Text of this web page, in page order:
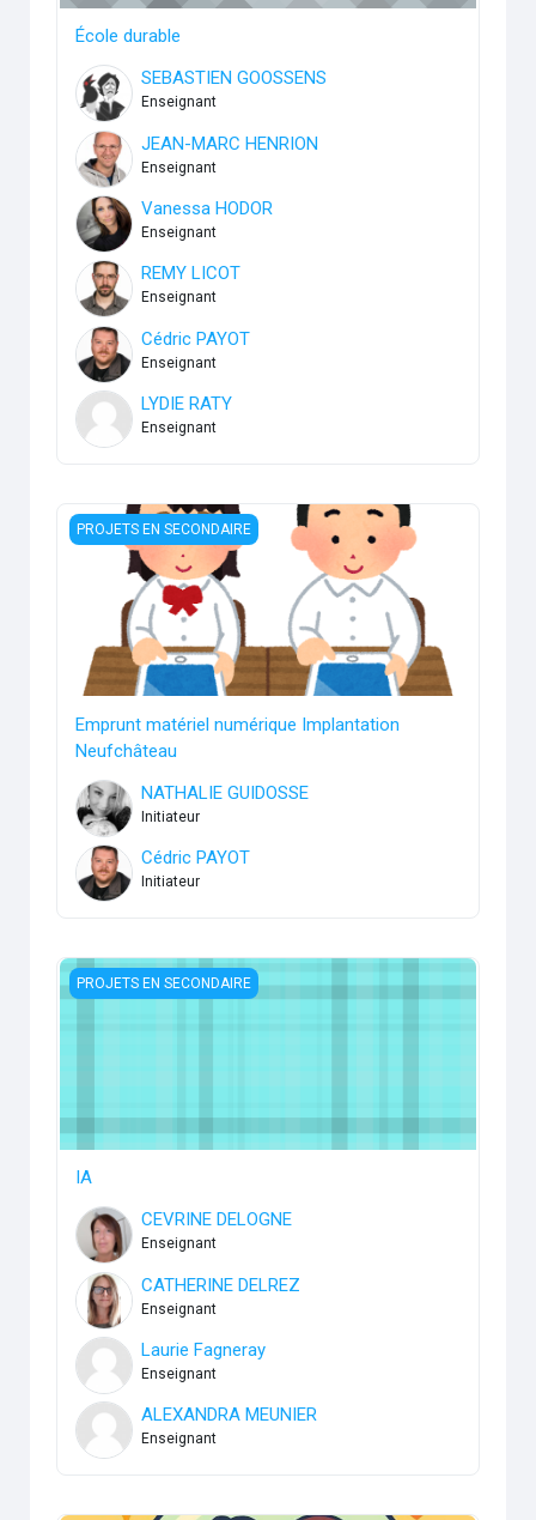
École durable
SEBASTIEN GOOSSENS
Enseignant
JEAN-MARC HENRION
Enseignant
Vanessa HODOR
Enseignant
REMY LICOT
Enseignant
Cédric PAYOT
Enseignant
LYDIE RATY
Enseignant
Emprunt matériel numérique Implantation Neufchâteau
PROJETS EN SECONDAIRE
Emprunt matériel numérique Implantation
Neufchâteau
NATHALIE GUIDOSSE
Initiateur
Cédric PAYOT
Initiateur
IAPROJETS EN SECONDAIRE
IA
CEVRINE DELOGNE
Enseignant
CATHERINE DELREZ
Enseignant
Laurie Fagneray
Enseignant
ALEXANDRA MEUNIER
Enseignant